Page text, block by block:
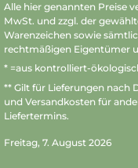
Alle hier genannten Preise
MwSt. und zzgl. der
Warenzeichen sowie
rechtmäßigen Eigentümer
* =aus kontrolliert-
** Gilt für Lieferungen nach
und Versandkosten für
Liefertermins.
Freitag, 7. August 2026